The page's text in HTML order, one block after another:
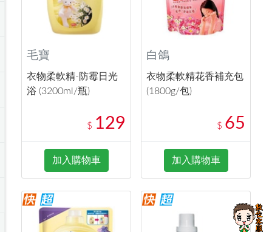
毛寶
衣物柔軟精-防霉日光
浴 (3200ml/瓶)
$ 129
加入購物車
白鴿
衣物柔軟精花香補充包
(1800g/包)
$ 65
加入購物車